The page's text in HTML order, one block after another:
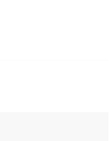
17 se
českými